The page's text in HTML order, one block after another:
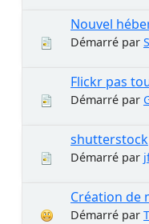
Nouvel
Démarré par
Flickr pas
Démarré par
shutterstock
Démarré par
Création de
Démarré par